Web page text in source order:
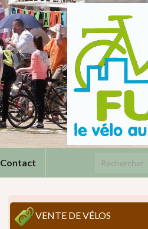
Contact Search for:
VENTE DE VÉLOS